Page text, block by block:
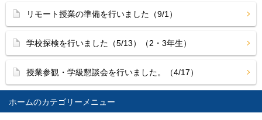
ホーム
リモート授業の準備を行いました（9/1）
学校探検を行いました（5/13）（2・3年生）
授業参観・学級懇談会を行いました。（4/17）